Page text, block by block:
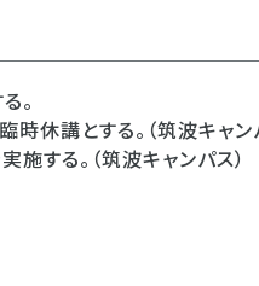
。
休講とする。（筑波キャン
する。（筑波キャンパス）